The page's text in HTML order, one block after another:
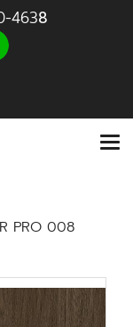
4638
PRO 008